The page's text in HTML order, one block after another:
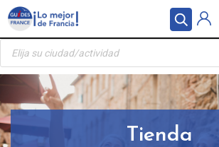
Panel de gestión de cookies
Skip
content
Búsqueda
productos
Tienda